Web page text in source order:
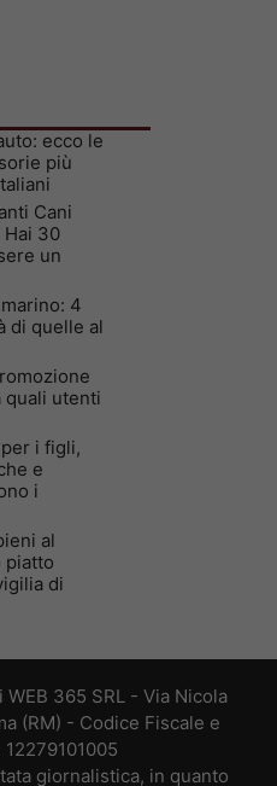
ecco le
più
Cani
Hai 30
un
4
di quelle al
quali utenti
i figli,
e
i
al
piatto
di
365 SRL - Via Nicola
(RM) - Codice Fiscale e
giornalistica, in quanto